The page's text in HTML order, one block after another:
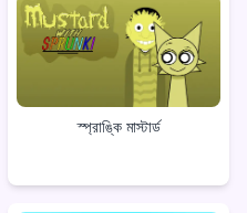
স্প্রাঙ্কি মাস্টার্ড